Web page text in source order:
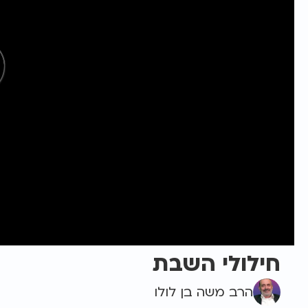
חילולי השבת
הרב משה בן לולו